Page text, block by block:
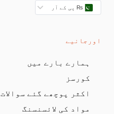
₨ پی کے آر
اورجانیے
ہمارے بارے میں
کورسز
اکثر پوچھے گئے سوالات
مواد کی لائسنسنگ